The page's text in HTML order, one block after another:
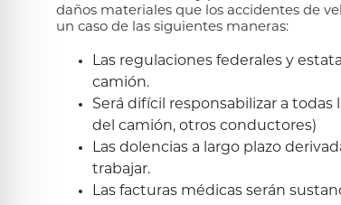
daños materiales que los accidentes de
un caso de las siguientes maneras:
Las regulaciones federales y
camión.
Será difícil responsabilizar a
del camión, otros conductores)
Las dolencias a largo plazo
trabajar.
Las facturas médicas serán